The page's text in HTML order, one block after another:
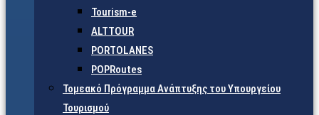
Tourism-e
ALTTOUR
PORTOLANES
POPRoutes
Τομεακό Πρόγραμμα Ανάπτυξης του Υπουργείου
Τουρισμού